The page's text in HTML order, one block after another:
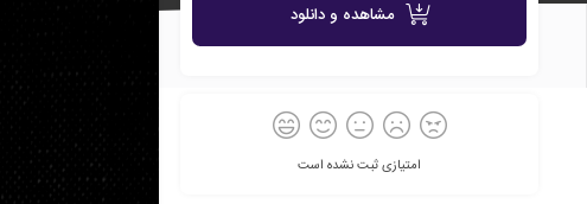
مشاهده و دانلود
امتیازی ثبت نشده است